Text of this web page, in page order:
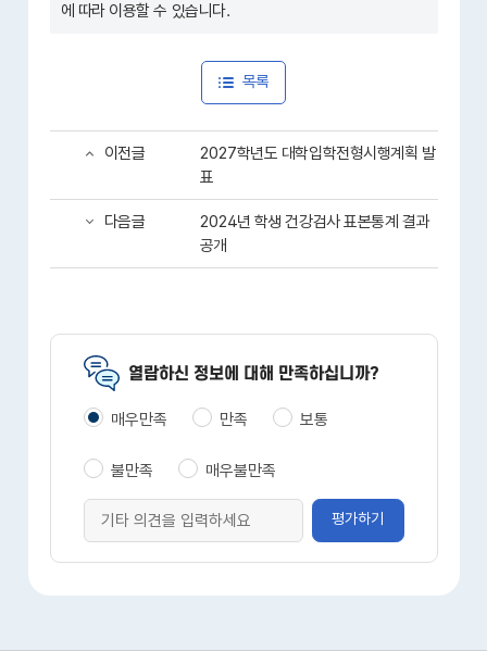
에 따라 이용할 수 있습니다.
목록
이전글
2027학년도 대학입학전형시행계획 발
표
다음글
2024년 학생 건강검사 표본통계 결과
공개
열람하신 정보에 대해 만족하십니까?
매우만족 만족 보통
불만족 매우불만족
평가하기